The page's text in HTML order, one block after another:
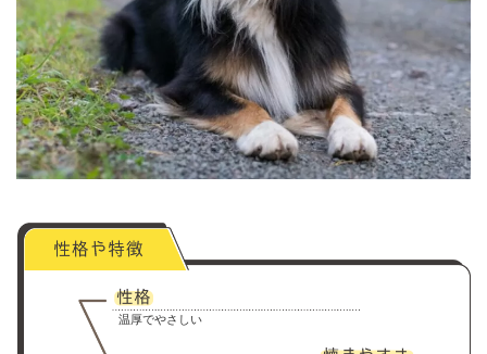
温厚でやさしい